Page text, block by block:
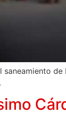
saneamiento